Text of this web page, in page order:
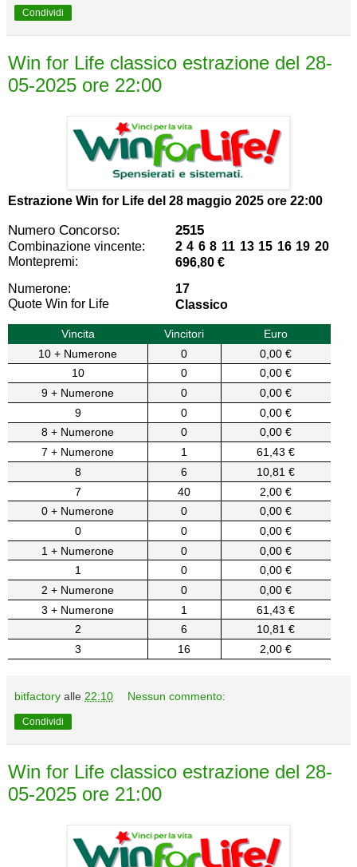
Condividi
Win for Life classico estrazione del 28-
05-2025 ore 22:00
Estrazione Win for Life del 28 maggio 2025 ore 22:00
Numero Concorso: 2515
Combinazione vincente:
2 4 6 8 11 13 15 16 19 20
Montepremi:
696,80 €
Numerone:
17
Quote Win for Life
Classico
Vincita Vincitori
Euro
10 + Numerone
0
0,00 €
10
0
0,00 €
9 + Numerone
0
0,00 €
9
0
0,00 €
8 + Numerone
0
0,00 €
7 + Numerone
1
61,43 €
8
6
10,81 €
7
40
2,00 €
0 + Numerone
0
0,00 €
0
0
0,00 €
1 + Numerone
0
0,00 €
1
0
0,00 €
2 + Numerone
0
0,00 €
3 + Numerone
1
61,43 €
2
6
10,81 €
3
16 2,00 €
bitfactory alle 22:10 Nessun commento:
Condividi
Win for Life classico estrazione del 28-
05-2025 ore 21:00